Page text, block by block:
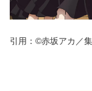
引用：©赤坂アカ／